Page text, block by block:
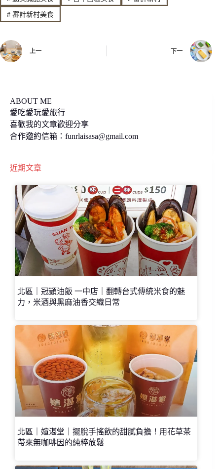
o i
#審計新村美食
上一 下一
ABOUT ME
愛吃愛玩愛旅行
喜歡我的文章歡迎分享
合作邀約信箱： funrlaisasa@gmail.com
近期文章
北區｜冠顗油飯 一中店｜翻轉台式傳統米食的魅
力，米酒與黑麻油香交織日常
北區｜媗湛堂｜擺脫手搖飲的甜膩負擔！用花草茶
帶來無咖啡因的純粹放鬆